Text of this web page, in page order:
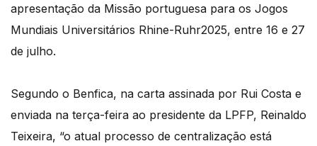
apresentação da Missão portuguesa para os Jogos
Mundiais Universitários Rhine-Ruhr2025, entre 16 e 27
de julho.
Segundo o Benfica, na carta assinada por Rui Costa e
enviada na terça-feira ao presidente da LPFP, Reinaldo
Teixeira, “o atual processo de centralização está